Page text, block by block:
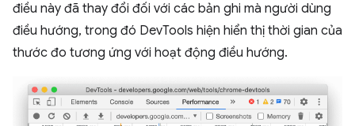
điều này đã thay đổi đối với các bản ghi mà người dùng
điều hướng, trong đó DevTools hiện hiển thị thời gian của
thước đo tương ứng với hoạt động điều hướng.